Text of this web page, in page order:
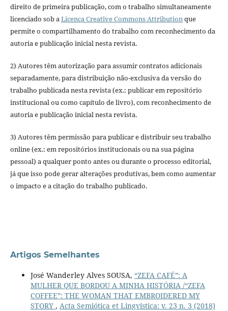
direito de primeira publicação, com o trabalho simultaneamente
licenciado sob aLicença Creative Commons Attributionque
permite o compartilhamento do trabalho com reconhecimento da
autoria e publicação inicial nesta revista.
2) Autores têm autorização para assumir contratos adicionais
separadamente, para distribuição não-exclusiva da versão do
trabalho publicada nesta revista (ex.: publicar em repositório
institucional ou como capítulo de livro), com reconhecimento de
autoria e publicação inicial nesta revista.
3) Autores têm permissão para publicar e distribuir seu trabalho
online (ex.: em repositórios institucionais ou na sua página
pessoal) a qualquer ponto antes ou durante o processo editorial,
já que isso pode gerar alterações produtivas, bem como aumentar
o impacto e a citação do trabalho publicado.
Artigos Semelhantes
José Wanderley Alves SOUSA, “ZEFA CAFÉ”: A
MULHER QUE BORDOU A MINHA HISTÓRIA /“ZEFA
COFFEE”: THE WOMAN THAT EMBROIDERED MY
STORY , Acta Semiótica et Lingvistica: v. 23 n. 3 (2018)